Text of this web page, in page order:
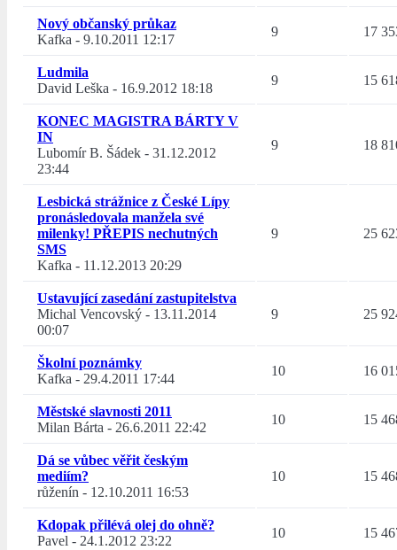
Nový občanský průkaz
Kafka - 9.10.2011 12:17
9 17
Ludmila
David Leška - 16.9.2012 18:18
9 15
KONEC MAGISTRA BÁRTY V
IN
Lubomír B. Šádek - 31.12.2012
23:44
9 18
Lesbická strážnice z České Lípy
pronásledovala manžela své
milenky! PŘEPIS nechutných
SMS
Kafka - 11.12.2013 20:29
9 25
Ustavující zasedání zastupitelstva
Michal Vencovský - 13.11.2014
00:07
9 25
Školní poznámky
Kafka - 29.4.2011 17:44
10 16
Městské slavnosti 2011
Milan Bárta - 26.6.2011 22:42
10 15
Dá se vůbec věřit českým
mediím?
růženín - 12.10.2011 16:53
10 15
Kdopak přilévá olej do ohně?
Pavel - 24.1.2012 23:22
10 15